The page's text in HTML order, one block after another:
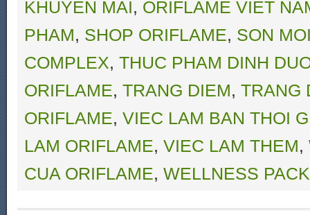
KHUYEN MAI, ORIFLAME VIET
PHAM, SHOP ORIFLAME, SON
COMPLEX, THUC PHAM DINH
ORIFLAME, TRANG DIEM, TRANG
ORIFLAME, VIEC LAM BAN THOI
LAM ORIFLAME, VIEC LAM THEM,
CUA ORIFLAME, WELLNESS